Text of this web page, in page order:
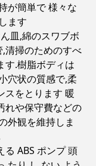
が簡単で 様々な
ます
皿,綿のスワブボ
,清掃のためのすべ
す.樹脂ボディは
穴状の質感で,柔
スをとります 暖
れや保守費などの
外観を維持しま
る ABS ポンプ 頭